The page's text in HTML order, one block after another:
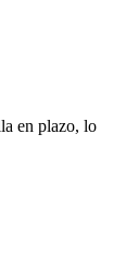
en plazo, lo